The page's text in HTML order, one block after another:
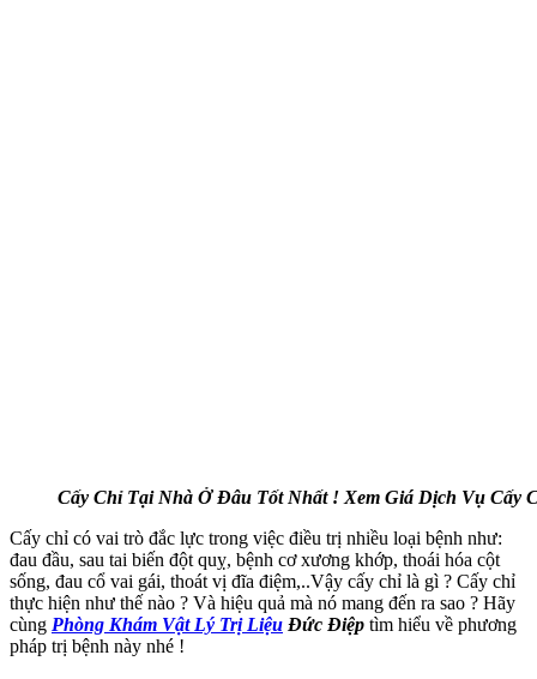
Cấy Chỉ Tại Nhà Ở Đâu Tốt Nhất ! Xem Giá Dịch Vụ Cấy
Cấy chỉ có vai trò đắc lực trong việc điều trị nhiều loại bệnh như:
đau đầu, sau tai biến đột quỵ, bệnh cơ xương khớp, thoái hóa cột
sống, đau cổ vai gái, thoát vị đĩa điệm,..Vậy cấy chỉ là gì ? Cấy chỉ
thực hiện như thế nào ? Và hiệu quả mà nó mang đến ra sao ? Hãy
cùng Phòng Khám Vật Lý Trị Liệu Đức Điệp tìm hiểu về phương
pháp trị bệnh này nhé !